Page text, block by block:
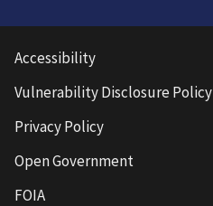
Accessibility
Vulnerability Disclosure Policy
Privacy Policy
Open Government
FOIA